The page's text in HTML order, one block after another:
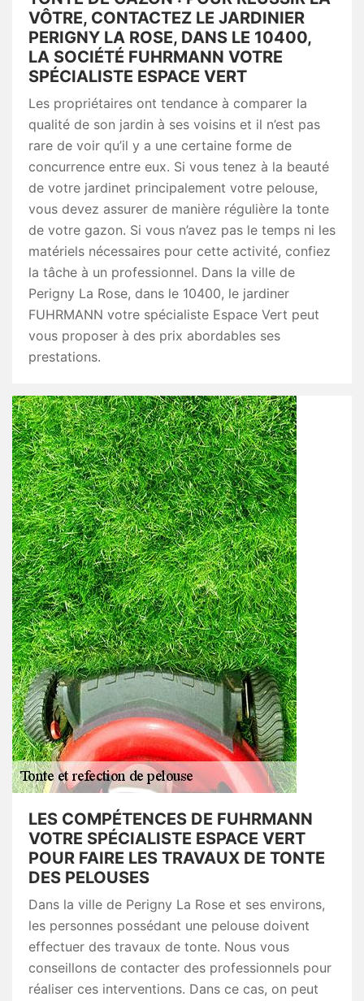
VÔTRE, CONTACTEZ LE JARDINIER
PERIGNY LA ROSE, DANS LE 10400,
LA SOCIÉTÉ FUHRMANN VOTRE
SPÉCIALISTE ESPACE VERT
Les propriétaires ont tendance à comparer la
qualité de son jardin à ses voisins et il n’est pas
rare de voir qu’il y a une certaine forme de
concurrence entre eux. Si vous tenez à la beauté
de votre jardinet principalement votre pelouse,
vous devez assurer de manière régulière la tonte
de votre gazon. Si vous n’avez pas le temps ni les
matériels nécessaires pour cette activité, confiez
la tâche à un professionnel. Dans la ville de
Perigny La Rose, dans le 10400, le jardiner
FUHRMANN votre spécialiste Espace Vert peut
vous proposer à des prix abordables ses
prestations.
LES COMPÉTENCES DE FUHRMANN
VOTRE SPÉCIALISTE ESPACE VERT
POUR FAIRE LES TRAVAUX DE TONTE
DES PELOUSES
Dans la ville de Perigny La Rose et ses environs,
les personnes possédant une pelouse doivent
effectuer des travaux de tonte. Nous vous
conseillons de contacter des professionnels pour
réaliser ces interventions. Dans ce cas, on peut